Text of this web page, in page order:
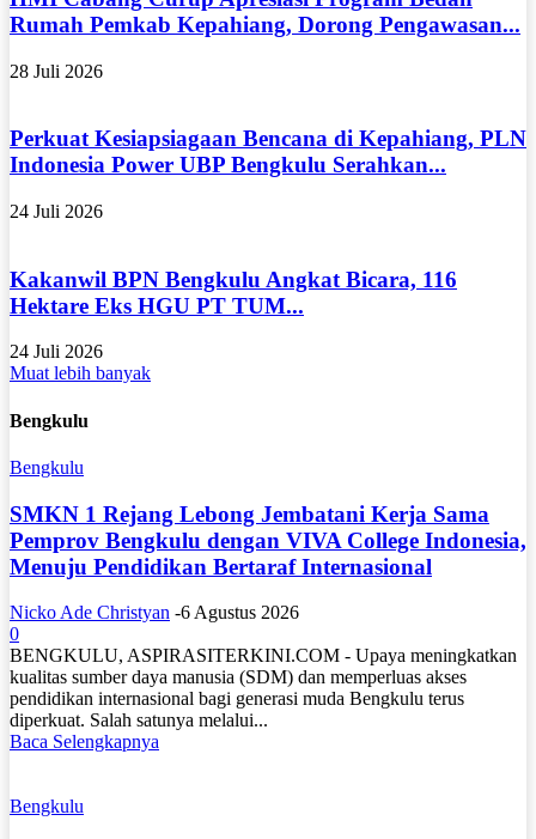
Rumah Pemkab Kepahiang, Dorong Pengawasan...
28 Juli 2026
Perkuat Kesiapsiagaan Bencana di Kepahiang, PLN
Indonesia Power UBP Bengkulu Serahkan...
24 Juli 2026
Kakanwil BPN Bengkulu Angkat Bicara, 116
Hektare Eks HGU PT TUM...
24 Juli 2026
Muat lebih banyak
Bengkulu
Bengkulu
SMKN 1 Rejang Lebong Jembatani Kerja Sama
Pemprov Bengkulu dengan VIVA College Indonesia,
Menuju Pendidikan Bertaraf Internasional
Nicko Ade Christyan -6 Agustus 2026
0
BENGKULU, ASPIRASITERKINI.COM - Upaya meningkatkan
kualitas sumber daya manusia (SDM) dan memperluas akses
pendidikan internasional bagi generasi muda Bengkulu terus
diperkuat. Salah satunya melalui...
Baca Selengkapnya
Bengkulu